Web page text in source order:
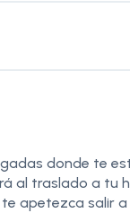
donde te
al traslado a tu
apetezca salir